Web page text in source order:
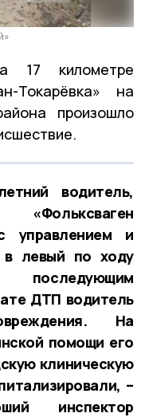
17 километре
Токарёвка» на
произошло
водитель,
«Фольксваген
управлением и
в левый по ходу
ДТП водитель
На
помощи его
клиническую
–
инспектор